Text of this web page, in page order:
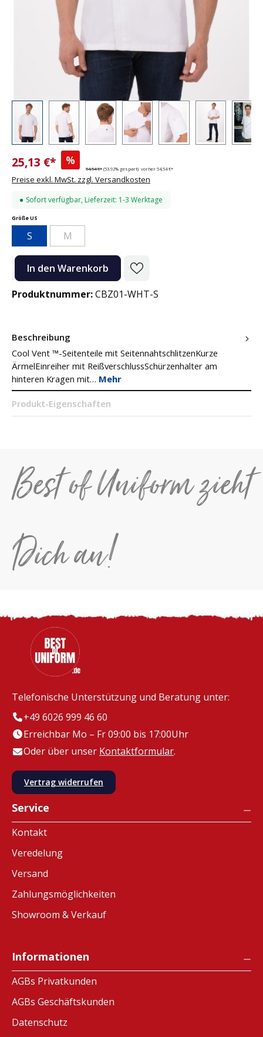
25,13 €* %
54,54 €* (53.92% gespart) vorher 54,54 €*
Preise exkl. MwSt. zzgl. Versandkosten
Sofort verfügbar, Lieferzeit: 1-3 Werktage
Größe US
S M(Diese Option ist zurzeit nicht verfügbar.)
Produkt Anzahl: Gib den gewünschten Wert ein oder benutze die
In den Warenkorb
Produktnummer:CBZ01-WHT-S
Beschreibung
Cool Vent ™-Seitenteile mit SeitennahtschlitzenKurze
ÄrmelEinreiher mit ReißverschlussSchürzenhalter am
hinteren Kragen mit… Mehr
Produkt-Eigenschaften
Best of Uniform zieht
Dich an!
Telefonische Unterstützung und Beratung unter:
+49 6026 999 46 60
Erreichbar Mo – Fr 09:00 bis 17:00Uhr
Oder über unser Kontaktformular.
Vertrag widerrufen
Service
Kontakt
Veredelung
Versand
Zahlungsmöglichkeiten
Showroom & Verkauf
Informationen
AGBs Privatkunden
AGBs Geschäftskunden
Datenschutz